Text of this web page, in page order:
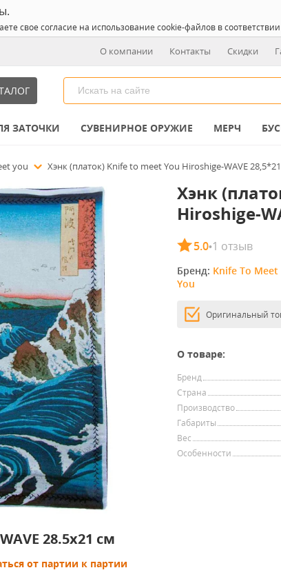
свое согласие на использование cookie-файлов в
О компании Контакты Скидки
ЗАТОЧКИ СУВЕНИРНОЕ ОРУЖИЕ МЕРЧ
you Хэнк (платок) Knife to meet You Hiroshige-WAVE
Хэнк
Hiroshige-
5.0•1 отзыв
Бренд: Knife To Meet
You
Оригинальный
О товаре:
Бренд
Страна
Производство
Габариты
Вес
Особенности
28.5x21 см
от партии к партии